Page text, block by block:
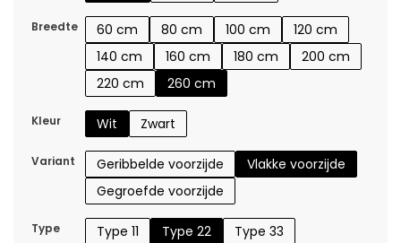
Breedte 60 cm 80 cm 100 cm
120 cm
140 cm
160 cm 180 cm
200 cm
220 cm
260 cm
Kleur Wit Zwart
Variant Geribbelde voorzijde
Vlakke voorzijde
Gegroefde voorzijde
Type Type 11 Type 22 Type 33